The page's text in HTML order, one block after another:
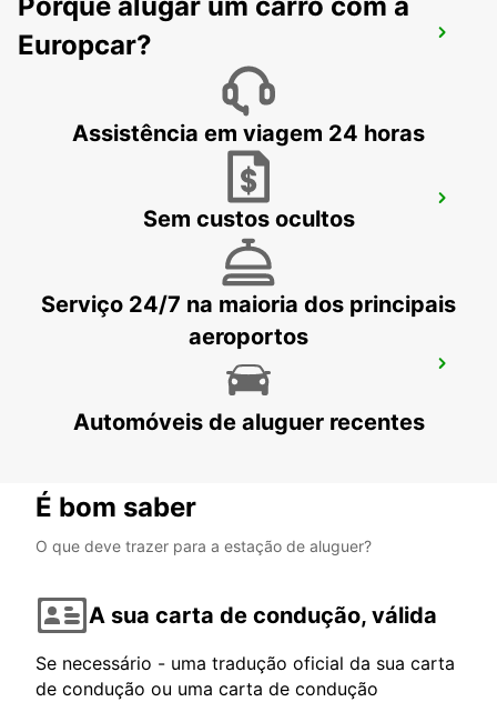
MONZA
MONZA - ITALY
Porquê alugar um carro com a
Europcar?
Assistência em viagem 24 horas
Sem custos ocultos
Serviço 24/7 na maioria dos principais
aeroportos
Automóveis de aluguer recentes
É bom saber
O que deve trazer para a estação de aluguer?
A sua carta de condução, válida
Se necessário - uma tradução oficial da sua carta
de condução ou uma carta de condução